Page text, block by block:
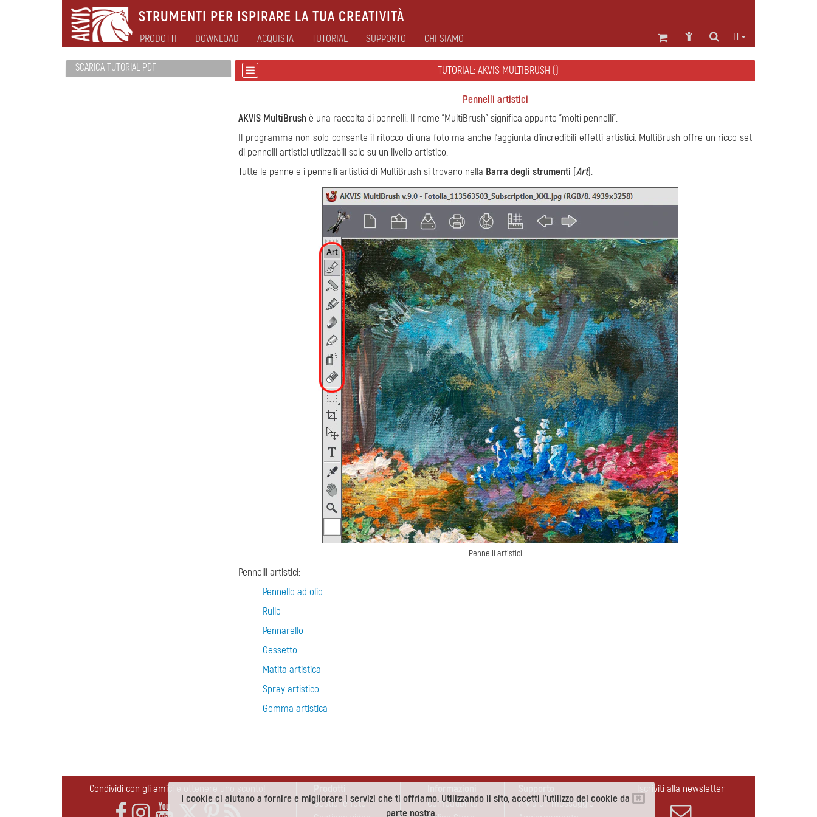
I cookie ci aiutano a fornire e migliorare i servizi che ti offriamo. Utilizzando il sito, accetti l'utilizzo dei cookie da
parte nostra.
STRUMENTI PER ISPIRARE LA TUA CREATIVITÀ
IT
PRODOTTI DOWNLOAD ACQUISTA TUTORIAL SUPPORTO CHI SIAMO
SCARICA TUTORIAL PDF TUTORIAL: AKVIS MULTIBRUSH ()
Pennelli artistici
AKVIS MultiBrush è una raccolta di pennelli. Il nome "MultiBrush" significa appunto "molti pennelli".
Il programma non solo consente il ritocco di una foto ma anche l'aggiunta d’incredibili effetti artistici. MultiBrush offre un ricco set
di pennelli artistici utilizzabili solo su un livello artistico.
Tutte le penne e i pennelli artistici di MultiBrush si trovano nella Barra degli strumenti (Art).
Pennelli artistici
Pennelli artistici:
Pennello ad olio
Rullo
Pennarello
Gessetto
Matita artistica
Spray artistico
Gomma artistica
Condividi con gli amici e ottenere uno sconto!
Gestione foto
Compatibilità
Invia un messaggio
Iscriviti alla newsletter